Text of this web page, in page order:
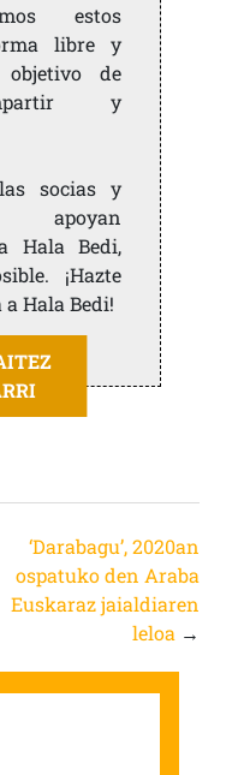
estos
libre y
de
y
socias y
Hala Bedi,
¡Hazte
Hala Bedi!
‘Darabagu’, 2020an
ospatuko den Araba
Euskaraz jaialdiaren
leloa →